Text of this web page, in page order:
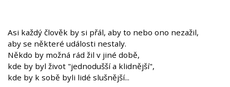
Asi každý člověk by si přál, aby to nebo ono nezažil,
aby se některé události nestaly.
Někdo by možná rád žil v jiné době,
kde by byl život "jednodušší a klidnější",
kde by k sobě byli lidé slušnější...